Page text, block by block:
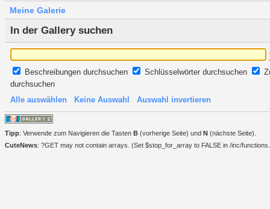
Meine Galerie
In der Gallery suchen
Beschreibungen durchsuchen Schlüsselwörter durchsuchen
durchsuchen
Alle auswählen
Keine Auswahl Auswahl invertieren
Tipp: Verwende zum Navigieren die Tasten B (vorherige Seite) und N (nächste Seite).
CuteNews: ?GET may not contain arrays. (Set $stop_for_array to FALSE in /inc/